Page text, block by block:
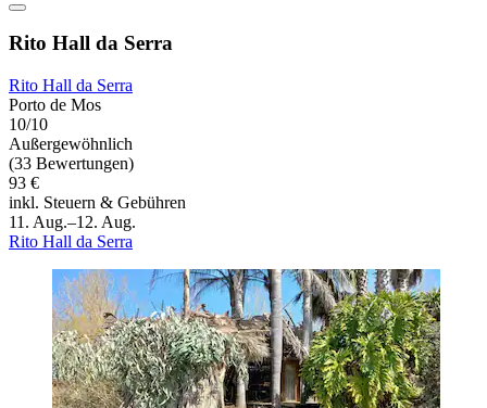
Rito Hall da Serra
Rito Hall da Serra
Porto de Mos
10/10
Außergewöhnlich
(33 Bewertungen)
93 €
inkl. Steuern & Gebühren
11. Aug.–12. Aug.
Rito Hall da Serra